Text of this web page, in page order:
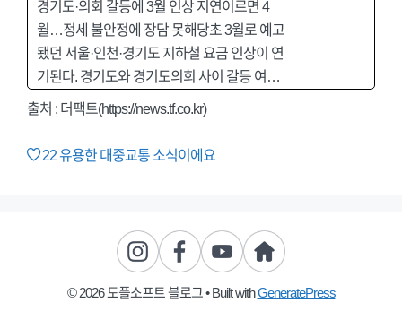
경기도·의회 갈등에 3월 인상 지연이르면 4
월…정세 불안정에 장담 못해당초 3월로 예고
됐던 서울·인천·경기도 지하철 요금 인상이 연
기된다. 경기도와 경기도의회 사이 갈등 여…
출처 : 더팩트(https://news.tf.co.kr)
22유용한 대중교통 소식이에요
© 2026 도플소프트 블로그• Built withGeneratePress